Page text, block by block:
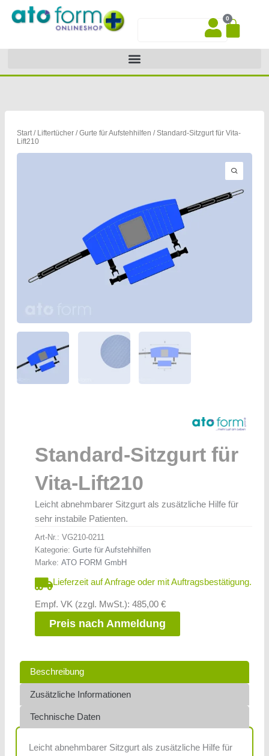
Inhalt
0
Start/ Liftertücher/Gurte für Aufstehhilfen / Standard-Sitzgurt für Vita-
Lift210
Standard-Sitzgurt für
Vita-Lift210
Leicht abnehmbarer Sitzgurt als zusätzliche Hilfe für
sehr instabile Patienten.
Art-Nr.: VG210-0211
Kategorie: Gurte für Aufstehhilfen
Marke: ATO FORM GmbH
Lieferzeit auf Anfrage oder mit Auftragsbestätigung.
Empf. VK (zzgl. MwSt.): 485,00 €
Preis nach Anmeldung
Beschreibung
Zusätzliche Informationen
Technische Daten
Leicht abnehmbarer Sitzgurt als zusätzliche Hilfe für